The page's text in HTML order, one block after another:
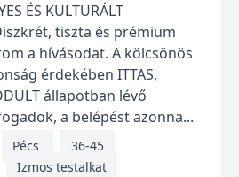
ÉS KULTURÁLT
tiszta és prémium
a hívásodat. A kölcsönös
érdekében ITTAS,
állapotban lévő
a belépést azonna...
Pécs
36-45
Izmos testalkat